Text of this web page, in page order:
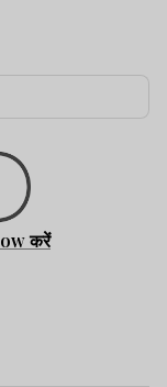
करें